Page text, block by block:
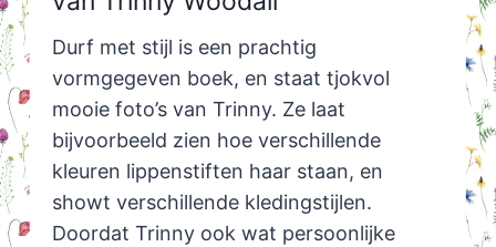
Durf met stijl is een prachtig
vormgegeven boek, en staat tjokvol
mooie foto’s van Trinny. Ze laat
bijvoorbeeld zien hoe verschillende
kleuren lippenstiften haar staan, en
showt verschillende kledingstijlen.
Doordat Trinny ook wat persoonlijke